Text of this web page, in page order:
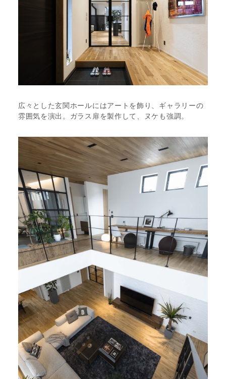
広々とした玄関ホールにはアートを飾り、ギャラリーの
雰囲気を演出。ガラス扉を製作して、ヌケも強調。